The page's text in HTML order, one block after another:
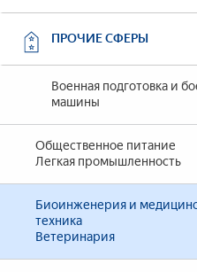
ПРОЧИЕ СФЕРЫ
Военная подготовка и
машины
Общественное питание
Легкая промышленность
Биоинженерия и
техника
Ветеринария